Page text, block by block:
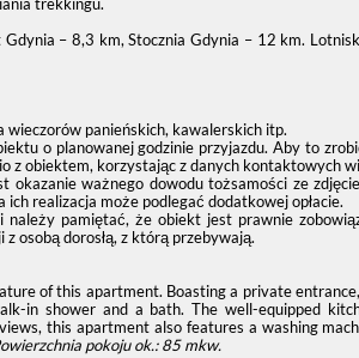
– 8,3 km, Stocznia Gdynia – 12 km.
wieczorów panieńskich, kawalerskich itp.
o planowanej godzinie przyjazdu. Aby to
z obiektem, korzystając z danych kontaktowych
okazanie ważnego dowodu tożsamości ze
realizacja może podlegać dodatkowej opłacie.
pamiętać, że obiekt jest prawnie
osobą dorosłą, z którą przebywają.
of this apartment. Boasting a private
in shower and a bath. The well-equipped
this apartment also features a washing
pokoju ok.: 85 mkw.